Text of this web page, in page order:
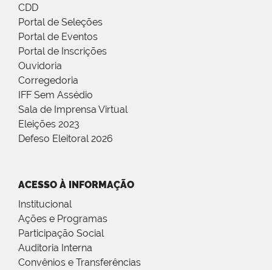
CDD
Portal de Seleções
Portal de Eventos
Portal de Inscrições
Ouvidoria
Corregedoria
IFF Sem Assédio
Sala de Imprensa Virtual
Eleições 2023
Defeso Eleitoral 2026
ACESSO À INFORMAÇÃO
Institucional
Ações e Programas
Participação Social
Auditoria Interna
Convênios e Transferências